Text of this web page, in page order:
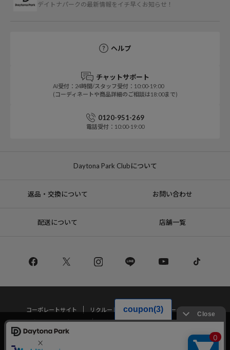
デイトナパークの最新情報をイチ早くお知らせ！
ヘルプ
チャットサポート
AI受付：24時間/スタッフ受付：10:00-19:00
(コーディネートや商品詳細のご相談は18:00まで)
0120-951-269
電話受付：10:00-19:00
Daytona Park Clubについて
返品・交換について お問い合わせ
配送について 店舗一覧
コーポレートサイト リクルート
サステナブルマークについて
プライバシーポリシー
特定商取引法・古物営業法に基づく表記
当サイトでは利用体験の向上およびコンテンツの最適な提供、トラフィック
の分析を目的としてCookieを使用しています。